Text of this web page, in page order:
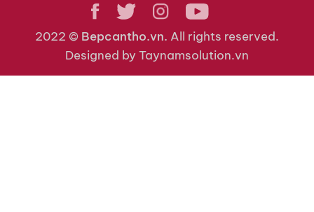
2022 © Bepcantho.vn. All rights reserved.
Designed by Taynamsolution.vn